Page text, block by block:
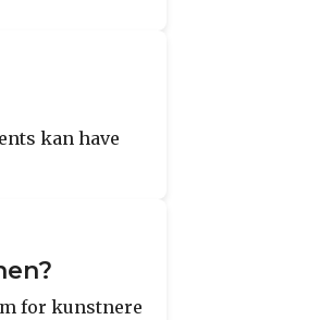
kan have
for kunstnere